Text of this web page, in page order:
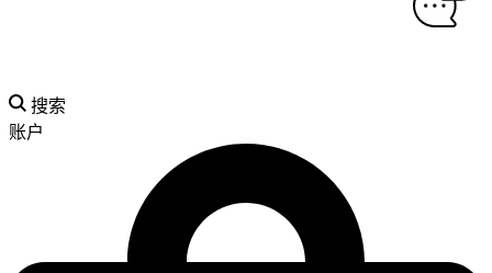
搜索
账户